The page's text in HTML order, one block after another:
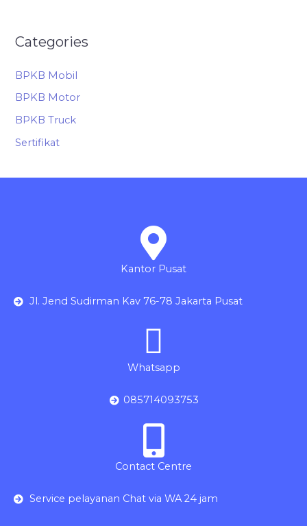
Categories
BPKB Mobil
BPKB Motor
BPKB Truck
Sertifikat
Kantor Pusat
Jl. Jend Sudirman Kav 76-78 Jakarta Pusat
Whatsapp
085714093753
Contact Centre
Service pelayanan Chat via WA 24 jam